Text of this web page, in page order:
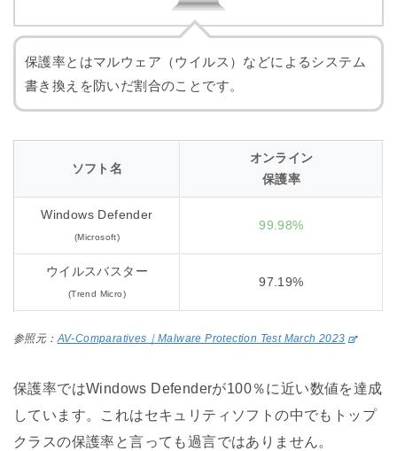
保護率とはマルウェア（ウイルス）などによるシステム
書き換えを防いだ割合のことです。
ソフト名
オンライン
保護率
Windows Defender
(Microsoft)
99.98%
ウイルスバスター
(Trend Micro)
97.19%
参照元： AV-Comparatives｜Malware Protection Test March 2023
保護率ではWindows Defenderが100％に近い数値を達成
しています。これはセキュリティソフトの中でもトップ
クラスの保護率と言っても過言ではありません。